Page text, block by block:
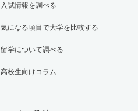
入試情報を調べる
気になる項目で大学を比較する
留学について調べる
高校生向けコラム